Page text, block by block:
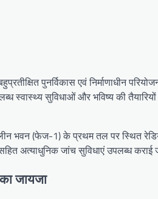
पुनर्विकास एवं निर्माणाधीन
स्वास्थ्य सुविधाओं और भविष्य की
भवन (फेज-1) के प्रथम तल पर स्थित
अत्याधुनिक जांच सुविधाएं उपलब्ध कराई
जायजा